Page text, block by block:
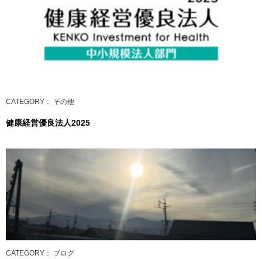
CATEGORY ： その他
健康経営優良法人2025
CATEGORY ： ブログ